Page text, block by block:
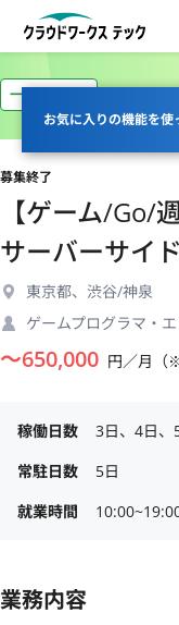
お気に入りの機能を使
一部リモート
募集終了
【ゲーム/Go/
サーバーサイ
東京都、渋谷/神泉
ゲームプログラマ・
〜650,000 円／月（
稼働日数
3日、4日、
常駐日数
5日
就業時間
業務内容